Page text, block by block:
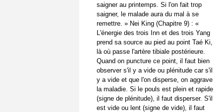
saigner au printemps. Si l'on fait trop
saigner, le malade aura du mal à se
remettre. » Nei King (Chapitre 9) : «
L'énergie des trois Inn et des trois Yang
prend sa source au pied au point Taé Ki,
là où passe l'artère tibiale postérieure.
Quand on puncture ce point, il faut bien
observer s'il y a vide ou plénitude car s'il
y a vide et que l'on disperse, on aggrave
la maladie. Si le pouls est plein et rapide
(signe de plénitude), il faut disperser. S'il
est vide ou lent (signe de vide), il faut